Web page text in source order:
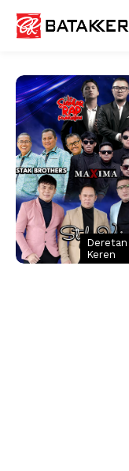
Keren